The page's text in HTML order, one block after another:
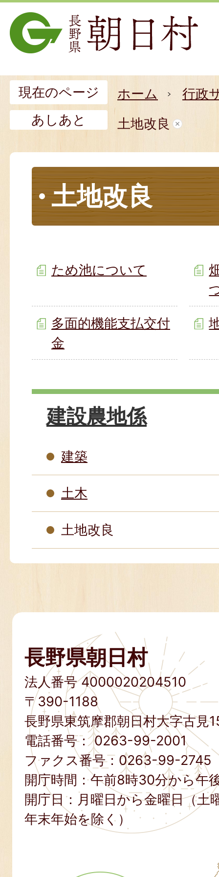
現在のページ ホーム
行政
あしあと
土地改良
土地改良
ため池について
多面的機能支払交付
金
建設農地係
建築
土木
土地改良
長野県朝日村
法人番号 4000020204510
〒390-1188
長野県東筑摩郡朝日村大字古見
電話番号：0263-99-2001
ファクス番号： 0263-99-2745
開庁時間：午前8時30分から午
開庁日：月曜日から金曜日（土
年末年始を除く）